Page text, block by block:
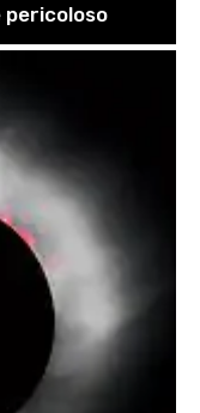
pericoloso